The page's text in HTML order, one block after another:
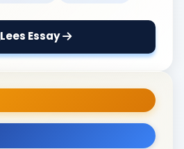
Lees Essay